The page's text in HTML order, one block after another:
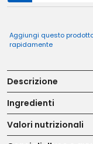
Aggiungi questo
rapidamente
Descrizione
Ingredienti
Valori nutrizionali